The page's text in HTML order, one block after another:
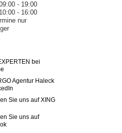
- 19:00
10:00 - 16:00
nur
bei
Agentur Haleck
Sie uns auf XING
Sie uns auf